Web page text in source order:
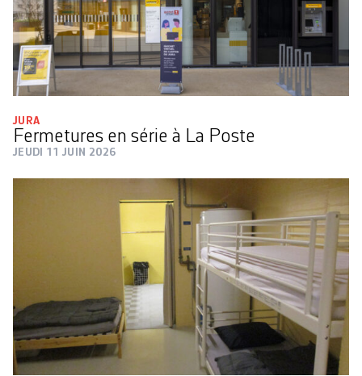
JURA
Fermetures en série à La Poste
JEUDI 11 JUIN 2026